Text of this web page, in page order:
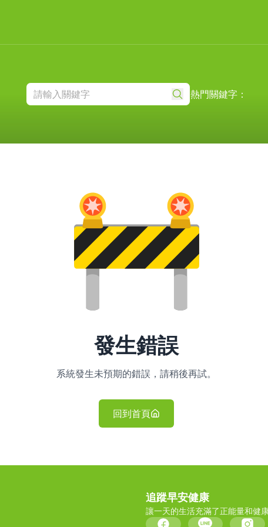
熱門關鍵字：
發生錯誤
系統發生未預期的錯誤，請稍後再試。
回到首頁
追蹤早安健康
讓一天的生活充滿了正能量和健